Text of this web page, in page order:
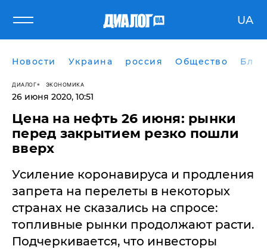
UA
Новости Украина россия Общество
ДИАЛОГ ЭКОНОМИКА
26 июня 2020, 10:51
Цена на нефть 26 июня: рынки
перед закрытием резко пошли
вверх
Усиление коронавируса и продления
запрета на перелеты в некоторых
странах не сказались на спросе:
топливные рынки продолжают расти.
Подчеркивается, что инвесторы